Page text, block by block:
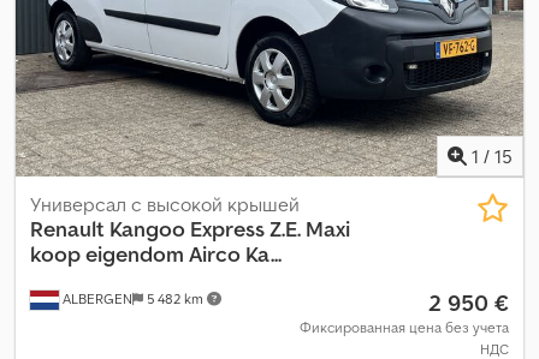
1 / 15
ALBERGEN 5 482 km
Универсал с высокой крышей
Renault Kangoo Express Z.E. Maxi
koop eigendom Airco Ka...
2 950 €
Фиксированная цена без учета
НДС